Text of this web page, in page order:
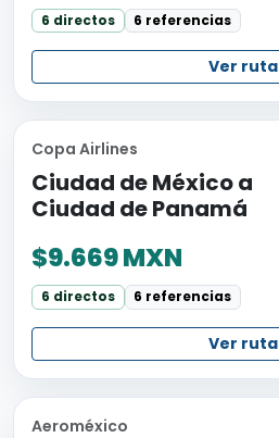
6 directos 6 referencias
Ver ruta
Copa Airlines
Ciudad de México a
Ciudad de Panamá
$9.669 MXN
6 directos 6 referencias
Ver ruta
Aeroméxico